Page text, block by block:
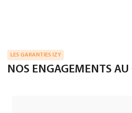
LES GARANTIES IZY
NOS ENGAGEMENTS